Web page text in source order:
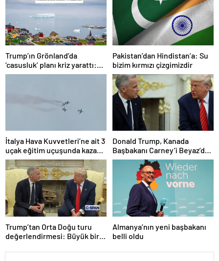
Trump’ın Grönland’da
‘casusluk’ planı kriz yarattı:
Danimarka ABD elçisini
Pakistan’dan Hindistan’a: Su
bizim kırmızı çizgimizdir
İtalya Hava Kuvvetleri’ne ait 3
uçak eğitim uçuşunda kaza
yaptı
Donald Trump, Kanada
Başbakanı Carney’i Beyaz’da
ağırladı
Trump’tan Orta Doğu turu
değerlendirmesi: Büyük bir
Almanya’nın yeni başbakanı
belli oldu